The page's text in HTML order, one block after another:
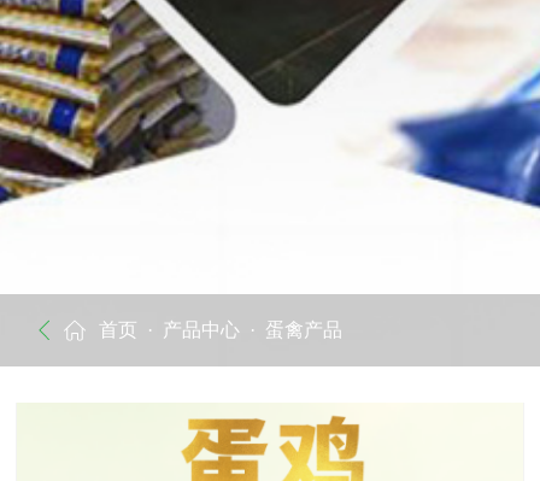
首页 · 产品中心· 蛋禽产品